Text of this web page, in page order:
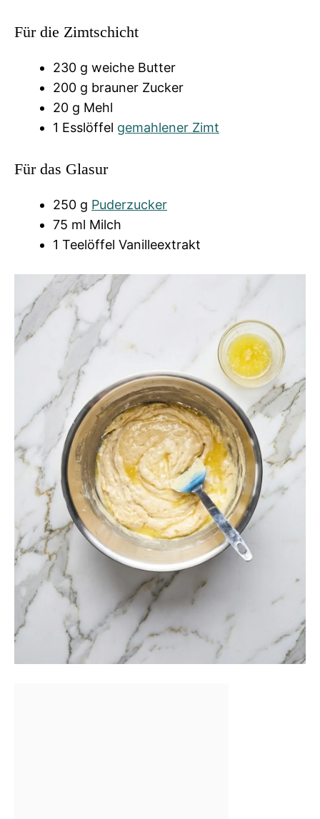
Für die Zimtschicht
230 g weiche Butter
200 g brauner Zucker
20 g Mehl
1 Esslöffel gemahlener Zimt
Für das Glasur
250 g Puderzucker
75 ml Milch
1 Teelöffel Vanilleextrakt